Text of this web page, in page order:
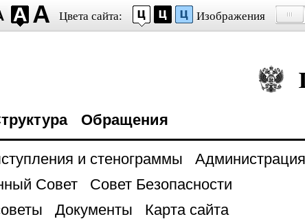
Цвета сайта: Изображения
Обращения
и стенограммы
Администрация
Совет
Совет Безопасности
Документы Карта сайта